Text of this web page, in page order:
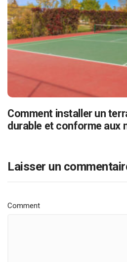
Comment installer un
durable et conforme aux
Laisser un
Comment